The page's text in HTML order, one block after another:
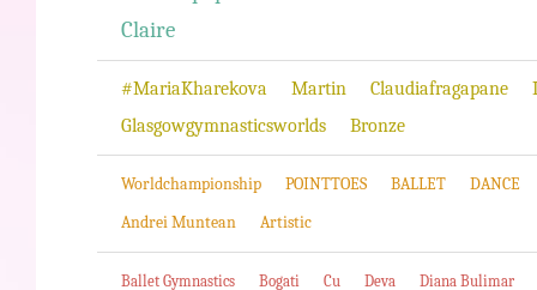
Claire
#MariaKharekova Martin Claudiafragapane
Glasgowgymnasticsworlds
Bronze
Worldchampionship POINTTOES BALLET
DANCE
Andrei Muntean
Artistic
Ballet Gymnastics Bogati Cu Deva Diana Bulimar